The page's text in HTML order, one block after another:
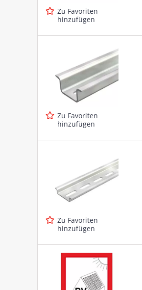
Zu Favoriten
hinzufügen
Zu Favoriten
hinzufügen
Zu Favoriten
hinzufügen